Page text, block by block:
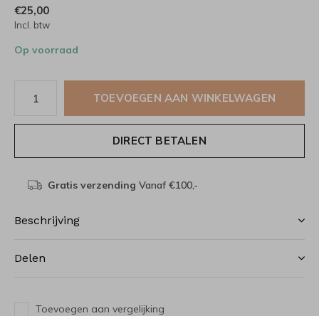
€25,00
Incl. btw
Op voorraad
TOEVOEGEN AAN WINKELWAGEN
DIRECT BETALEN
Gratis verzending Vanaf €100,-
Beschrijving
Delen
Toevoegen aan vergelijking